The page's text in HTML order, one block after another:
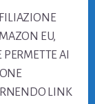
EU,
AI
LINK